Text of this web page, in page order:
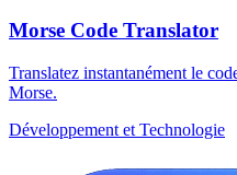
Morse Code Translator
Translatez instantanément le
Morse.
Développement et Technologie